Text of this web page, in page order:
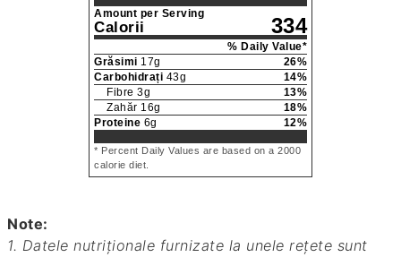
Amount per Serving
Calorii 334
% Daily Value*
Grăsimi 17g 26%
Carbohidrați 43g 14%
Fibre 3g 13%
Zahăr 16g 18%
Proteine 6g 12%
* Percent Daily Values are based on a 2000
calorie diet.
Note:
1. Datele nutriționale furnizate la unele rețete sunt